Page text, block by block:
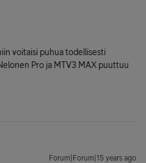
voitaisi puhua todellisesti
Pro ja MTV3 MAX puuttuu
Forum|Forum|15 years ago